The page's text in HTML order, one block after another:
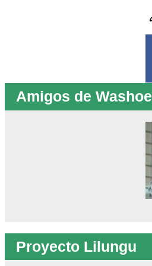
Amigos de Washoe
Proyecto Lilungu